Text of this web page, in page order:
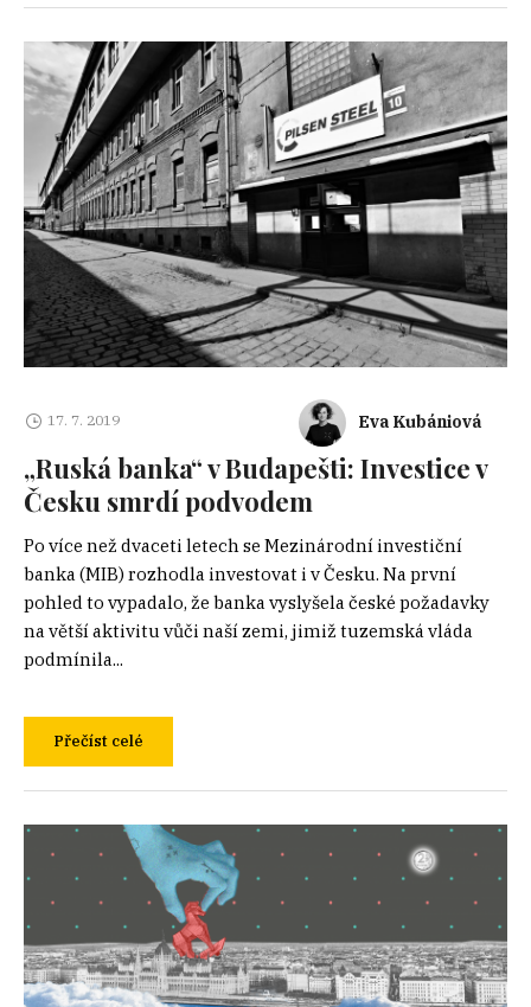
17. 7. 2019 Eva Kubániová
„Ruská banka“ v Budapešti: Investice v
Česku smrdí podvodem
Po více než dvaceti letech se Mezinárodní investiční
banka (MIB) rozhodla investovat i v Česku. Na první
pohled to vypadalo, že banka vyslyšela české požadavky
na větší aktivitu vůči naší zemi, jimiž tuzemská vláda
podmínila...
Přečíst celé